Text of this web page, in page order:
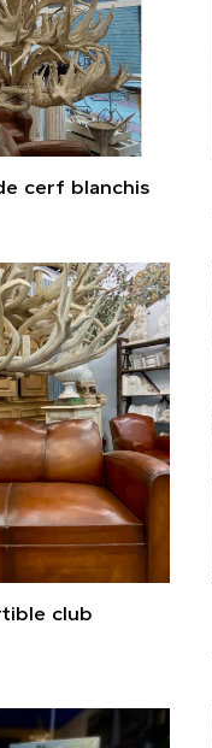
cerf blanchis
club